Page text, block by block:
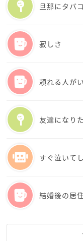
旦那にタバ
寂しさ
頼れる人が
友達になり
すぐ泣いて
結婚後の居